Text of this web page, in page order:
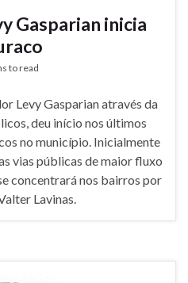
Gasparian inicia
to read
Levy Gasparian através da
deu início nos últimos
no município. Inicialmente
vias públicas de maior fluxo
concentrará nos bairros por
Lavinas.